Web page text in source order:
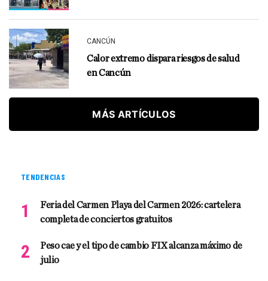
CANCÚN
Calor extremo dispara riesgos de salud
en Cancún
MÁS ARTÍCULOS
TENDENCIAS
Feria del Carmen Playa del Carmen 2026: cartelera
completa de conciertos gratuitos
Peso cae y el tipo de cambio FIX alcanza máximo de
julio